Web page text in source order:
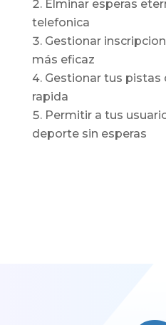
Elminar esperas
telefonica
Gestionar
más eficaz
Gestionar tus pistas
rapida
Permitir a tus
deporte sin esperas